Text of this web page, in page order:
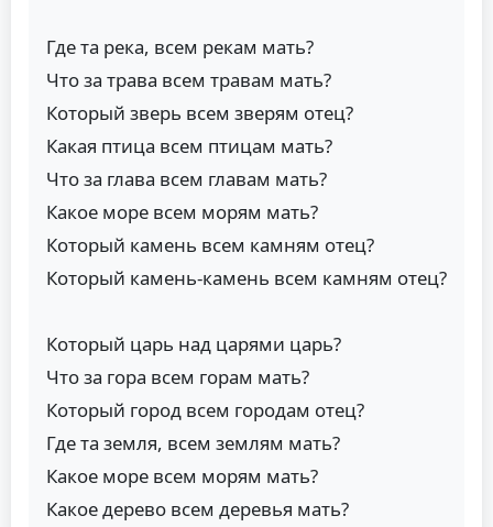
Где та река, всем рекам мать?
Что за трава всем травам мать?
Который зверь всем зверям отец?
Какая птица всем птицам мать?
Что за глава всем главам мать?
Какое море всем морям мать?
Который камень всем камням отец?
Который камень-камень всем камням отец?
Который царь над царями царь?
Что за гора всем горам мать?
Который город всем городам отец?
Где та земля, всем землям мать?
Какое море всем морям мать?
Какое дерево всем деревья мать?